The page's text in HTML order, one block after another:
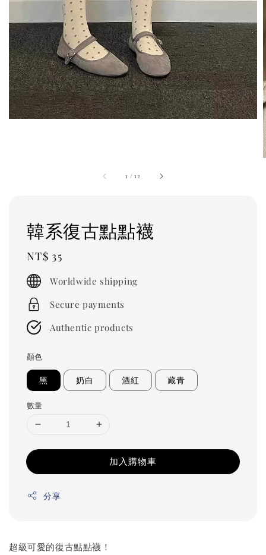
1 /12
韓系復古點點襪
Regular
price
NT$ 35
Worldwide shipping
Secure payments
Authentic products
顏色
黑 奶白 酒紅 藏青
數量
加入購物車
分享
超級可愛的復古點點襪！